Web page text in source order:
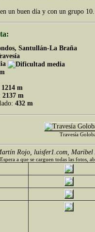
un buen día y con un grupo
Santullán-La Braña
1214 m
2137 m
432 m
Travesía
Rojo, luisfer1.com, Maribel
a que se carguen todas las fotos,